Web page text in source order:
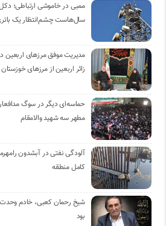
ممبی در خاموشی ارتباطی؛
سال‌هاست چشم‌انتظار یک
زائر اربعین از مرزهای خوزستان
حماسه‌ای دیگر در سوگ
مطهر سه شهید والامقام
آلودگی نفتی در آبشدون
کامل منطقه
شیخ رحمان کعبی، خادم وحدت
بود